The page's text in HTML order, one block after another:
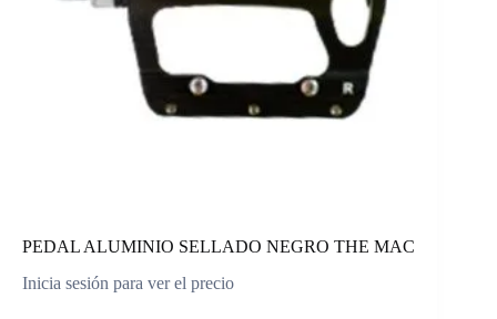
PEDAL ALUMINIO SELLADO NEGRO THE MAC
Inicia sesión para ver el precio